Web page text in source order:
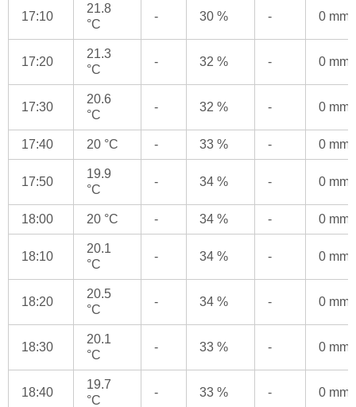
17:10
21.8
°C
- 30 % - 0 mm
17:20
21.3
°C
- 32 % - 0 mm
17:30
20.6
°C
- 32 % - 0 mm
17:40 20 °C - 33 % - 0 mm
17:50
19.9
°C
- 34 % - 0 mm
18:00 20 °C - 34 % - 0 mm
18:10
20.1
°C
- 34 % - 0 mm
18:20
20.5
°C
- 34 % - 0 mm
18:30
20.1
°C
- 33 % - 0 mm
18:40
19.7
°C
- 33 % - 0 mm